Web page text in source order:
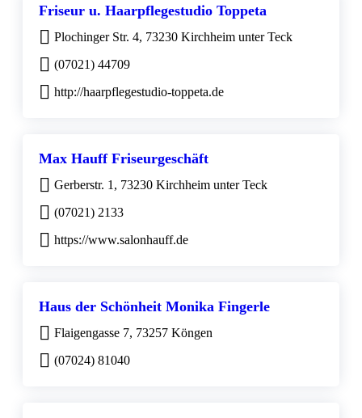
Friseur u. Haarpflegestudio Toppeta
Plochinger Str. 4, 73230 Kirchheim unter Teck
(07021) 44709
http://haarpflegestudio-toppeta.de
Max Hauff Friseurgeschäft
Gerberstr. 1, 73230 Kirchheim unter Teck
(07021) 2133
https://www.salonhauff.de
Haus der Schönheit Monika Fingerle
Flaigengasse 7, 73257 Köngen
(07024) 81040